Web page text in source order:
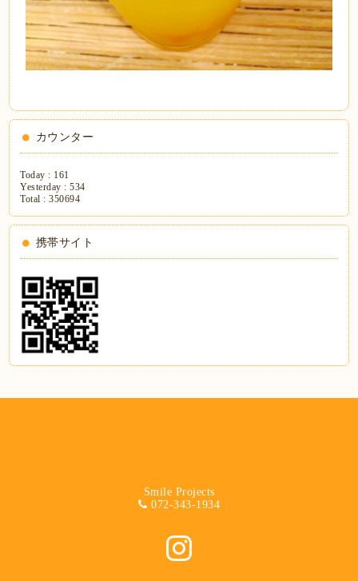
カウンター
Today : 161
Yesterday :534
Total :350694
携帯サイト
Smile Projects
072-343-1934